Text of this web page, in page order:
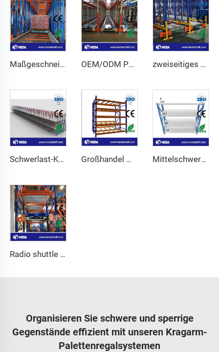
Maßgeschneidertes Paletten-Shuttlesystem für Lagerhallen OEM/ODM Palettenlaufrollen-Regalsystem für Kühlhäuser zweiseitiges Radio-Shuttle-Regalsystem
Schwerlast-Kragarm-Mezzanin Großhandel mit Fließbodenregalen Mittelschwere Weitspannregale
Radio shuttle racking system
Organisieren Sie schwere und sperrige
Gegenstände effizient mit unseren Kragarm-
Palettenregalsystemen